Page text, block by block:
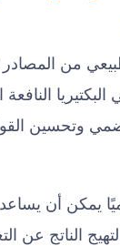
من المصادر
البكتيريا
وتحسين
يمكن أن
الناتج عن